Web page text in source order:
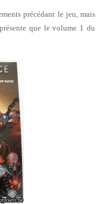
précédant le jeu, mais
que le volume 1 du